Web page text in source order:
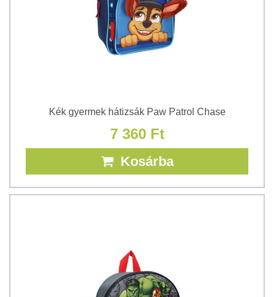
Kék gyermek hátizsák Paw Patrol Chase
7 360 Ft
Kosárba